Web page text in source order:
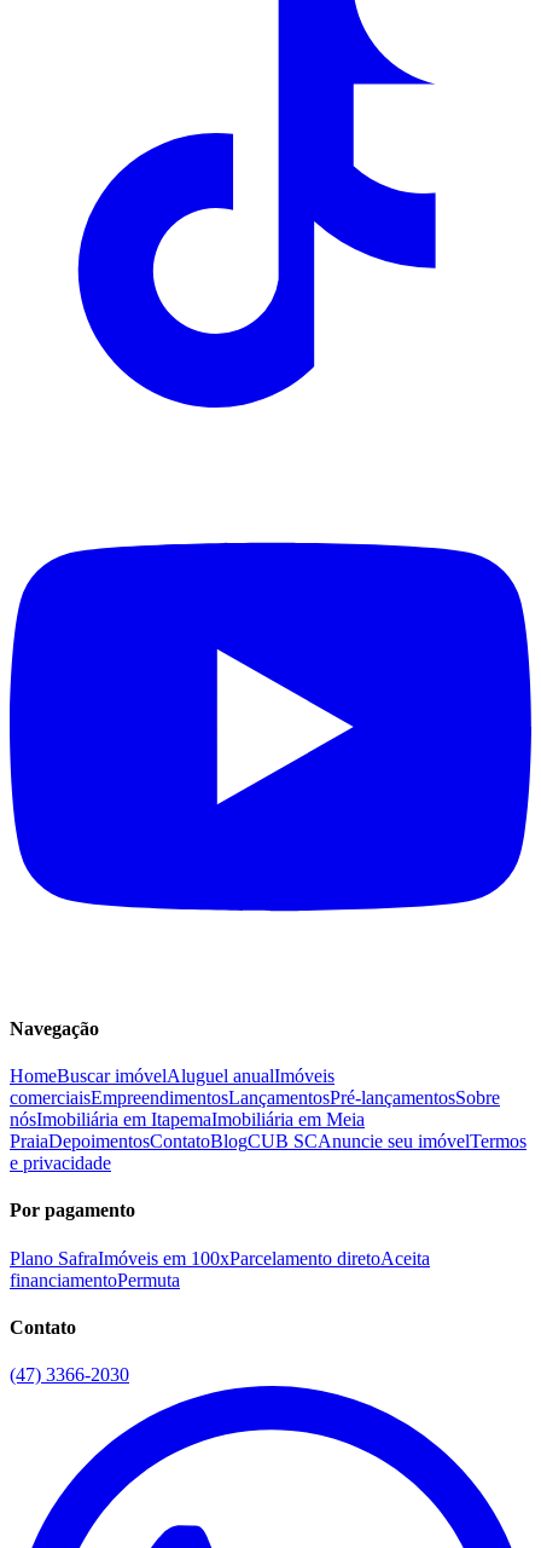
Navegação
HomeBuscar imóvelAluguel anualImóveis
comerciaisEmpreendimentosLançamentosPré-lançamentosSobre
nósImobiliária em ItapemaImobiliária em Meia
PraiaDepoimentosContatoBlogCUB SCAnuncie seu imóvelTermos
e privacidade
Por pagamento
Plano SafraImóveis em 100xParcelamento diretoAceita
financiamentoPermuta
Contato
(47) 3366-2030